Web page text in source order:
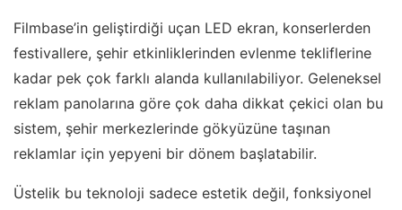
Filmbase’in geliştirdiği uçan LED ekran, konserlerden
festivallere, şehir etkinliklerinden evlenme tekliflerine
kadar pek çok farklı alanda kullanılabiliyor. Geleneksel
reklam panolarına göre çok daha dikkat çekici olan bu
sistem, şehir merkezlerinde gökyüzüne taşınan
reklamlar için yepyeni bir dönem başlatabilir.
Üstelik bu teknoloji sadece estetik değil, fonksiyonel